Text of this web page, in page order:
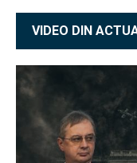
VIDEO DIN